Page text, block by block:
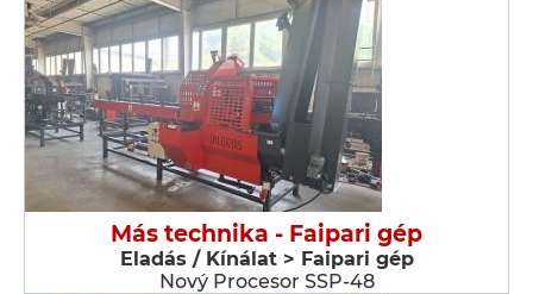
Más technika - Faipari gép
Eladás / Kínálat > Faipari gép
Nový Procesor SSP-48